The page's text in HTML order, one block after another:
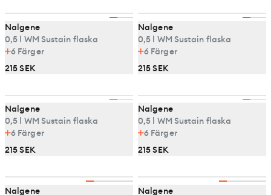
Nalgene
0,5 l WM Sustain flaska
6 Färger
215 SEK
Nalgene
0,5 l WM Sustain flaska
6 Färger
215 SEK
Nalgene
0,5 l WM Sustain flaska
6 Färger
215 SEK
Nalgene
0,5 l WM Sustain flaska
6 Färger
215 SEK
Nalgene
Nalgene